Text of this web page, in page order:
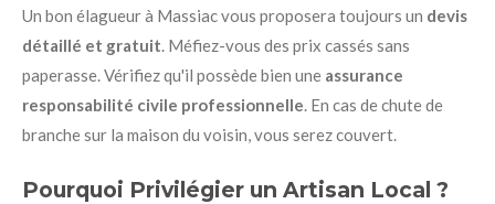
Un bon élagueur à Massiac vous proposera toujours un devis
détaillé et gratuit. Méfiez-vous des prix cassés sans
paperasse. Vérifiez qu'il possède bien une assurance
responsabilité civile professionnelle. En cas de chute de
branche sur la maison du voisin, vous serez couvert.
Pourquoi Privilégier un Artisan Local ?